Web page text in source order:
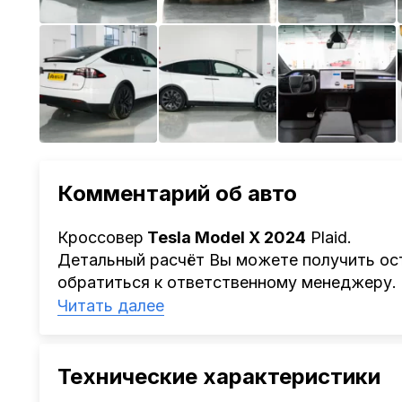
Комментарий об авто
Кроссовер Tesla Model X 2024 Plaid.
Детальный расчёт Вы можете получить
обратиться к ответственному менеджеру.
Наша компания
проверка автомобиля, полное
растаможке. Экономьте свое время и
Читать далее
Технические характеристики